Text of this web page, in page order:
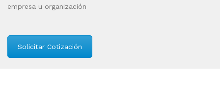
empresa u organización
Solicitar Cotización